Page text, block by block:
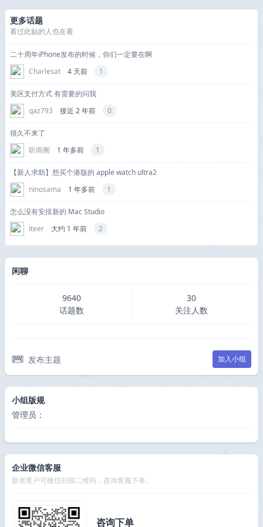
更多话题
看过此贴的人也在看
二十周年iPhone发布的时候，你们一定要在啊
Charlesat
4 天前 1
美区支付方式 有需要的问我
qaz793
接近 2 年前 0
很久不来了
听雨阁
1 年多前 1
【新人求助】想买个港版的 apple watch ultra2
ninosama
1 年多前 1
怎么没有安排新的 Mac Studio
iteer
大约 1 年前 2
闲聊
9640
话题数
30
关注人数
发布主题 加入小组
小组版规
管理员：
企业微信客服
新老客户可微信扫描二维码，咨询客服下单。
咨询下单